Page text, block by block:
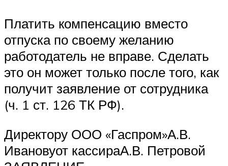
Платить компенсацию вместо
отпуска по своему желанию
работодатель не вправе. Сделать
это он может только после того, как
получит заявление от сотрудника
(ч. 1 ст. 126 ТК РФ).
Директору ООО «Гаспром»А.В.
Ивановуот кассираА.В. Петровой